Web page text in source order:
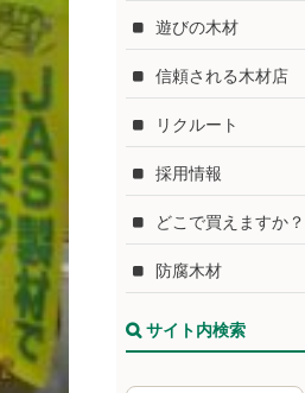
遊びの木材
信頼される木材店
リクルート
採用情報
どこで買えますか？
防腐木材
サイト内検索